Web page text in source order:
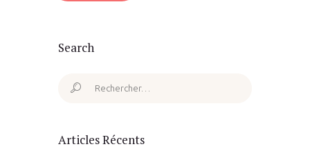
Search
Rechercher :
Articles Récents